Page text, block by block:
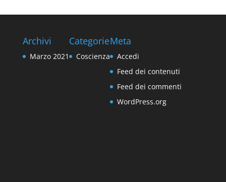
Archivi
Marzo 2021
Categorie
Coscienza
Meta
Accedi
Feed dei contenuti
Feed dei commenti
WordPress.org